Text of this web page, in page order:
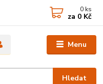
Menu
Hledat
0 ks
za 0 Kč